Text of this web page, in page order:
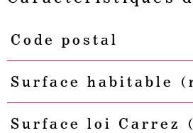
Caractéristiques Valeurs
Code postal
Surface habitable
Surface loi Carrez